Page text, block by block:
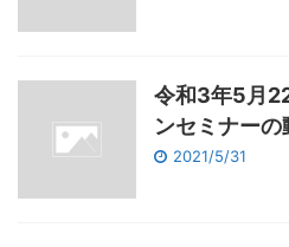
令和3年5月
ンセミナーの
2021/5/31